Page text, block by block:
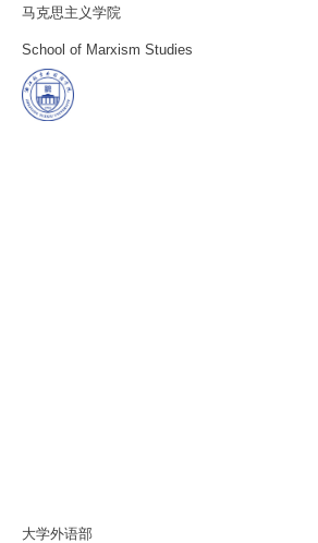
马克思主义学院
School of Marxism Studies
大学外语部